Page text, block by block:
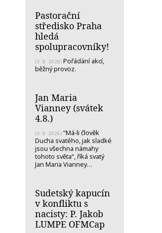
Pastorační
středisko Praha
hledá
spolupracovníky!
(3. 8. 2026) Pořádání akcí,
běžný provoz.
Jan Maria
Vianney (svátek
4.8.)
(3. 8. 2026) “Má-li člověk
Ducha svatého, jak sladké
jsou všechna námahy
tohoto světa“, říká svatý
Jan Maria Vianney…
Sudetský kapucín
v konfliktu s
nacisty: P. Jakob
LUMPE OFMCap